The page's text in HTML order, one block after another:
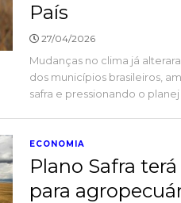
País
27/04/2026
Mudanças no clima já
dos municípios brasileiros,
safra e pressionando o planej
ECONOMIA
Plano Safra
para